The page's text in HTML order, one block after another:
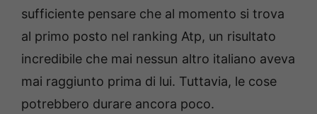
sufficiente pensare che al momento si trova
al primo posto nel ranking Atp, un risultato
incredibile che mai nessun altro italiano aveva
mai raggiunto prima di lui. Tuttavia, le cose
potrebbero durare ancora poco.